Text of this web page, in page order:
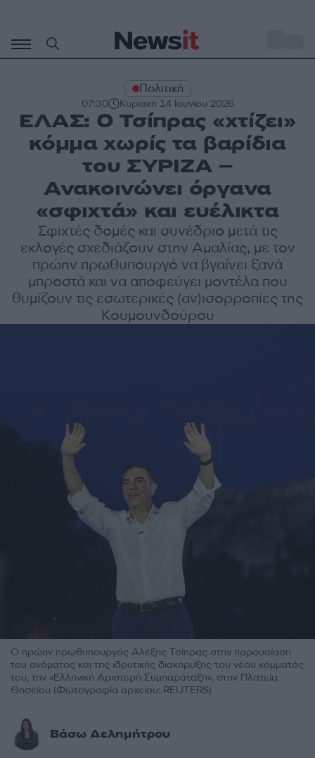
περιεχόμενο
Πολιτική
07:30 Κυριακή 14 Ιουνίου 2026
ΕΛΑΣ: Ο Τσίπρας «χτίζει»
κόμμα χωρίς τα βαρίδια
του ΣΥΡΙΖΑ –
Ανακοινώνει όργανα
«σφιχτά» και ευέλικτα
Σφιχτές δομές και συνέδριο μετά τις
εκλογές σχεδιάζουν στην Αμαλίας, με τον
πρώην πρωθυπουργό να βγαίνει ξανά
μπροστά και να αποφεύγει μοντέλα που
θυμίζουν τις εσωτερικές (αν)ισορροπίες της
Κουμουνδούρου
Ο πρώην πρωθυπουργός Αλέξης Τσίπρας στην παρουσίαση
του ονόματος και της ιδρυτικής διακήρυξης του νέου κόμματός
του, την «Ελληνική Αριστερή Συμπαράταξη», στην Πλατεία
Θησείου (Φωτογραφία αρχείου: REUTERS)
Βάσω Δελημήτρου